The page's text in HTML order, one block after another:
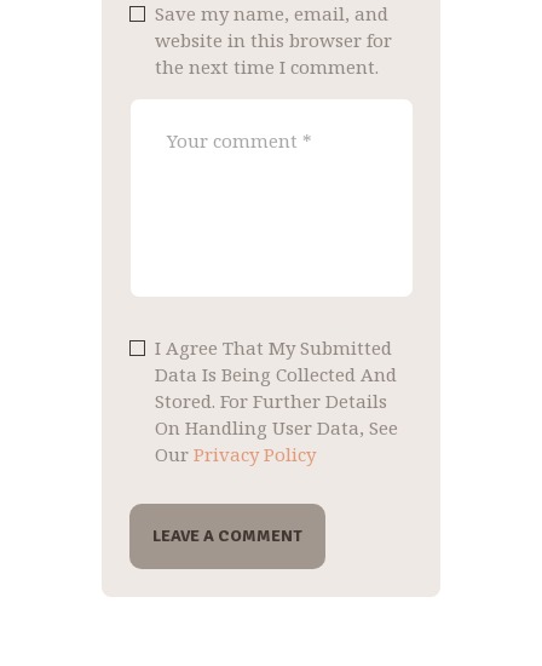
Save my name, email, and
website in this browser for
the next time I comment.
I Agree That My Submitted
Data Is Being Collected And
Stored. For Further Details
On Handling User Data, See
Our Privacy Policy